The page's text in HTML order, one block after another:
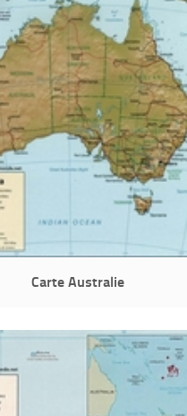
Carte Australie